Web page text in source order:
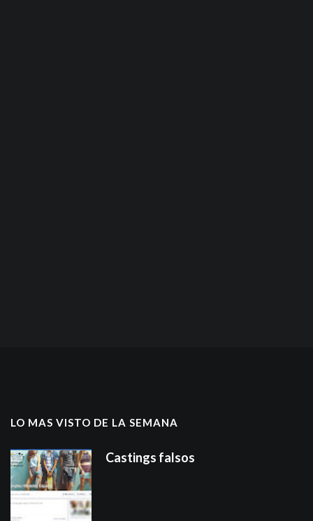
LO MAS VISTO DE LA SEMANA
Castings falsos